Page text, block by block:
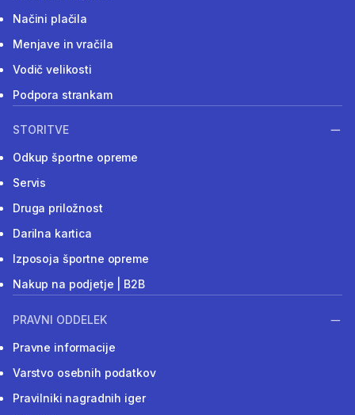
Načini plačila
Menjave in vračila
Vodič velikosti
Podpora strankam
STORITVE
Odkup športne opreme
Servis
Druga priložnost
Darilna kartica
Izposoja športne opreme
Nakup na podjetje | B2B
PRAVNI ODDELEK
Pravne informacije
Varstvo osebnih podatkov
Pravilniki nagradnih iger